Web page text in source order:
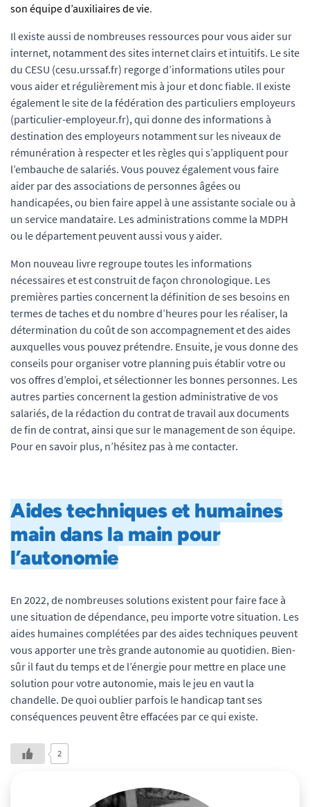
son équipe d’auxiliaires de vie.
Il existe aussi de nombreuses ressources pour vous aider sur
internet, notamment des sites internet clairs et intuitifs. Le site
du CESU (cesu.urssaf.fr) regorge d’informations utiles pour
vous aider et régulièrement mis à jour et donc fiable. Il existe
également le site de la fédération des particuliers employeurs
(particulier-employeur.fr), qui donne des informations à
destination des employeurs notamment sur les niveaux de
rémunération à respecter et les règles qui s’appliquent pour
l’embauche de salariés. Vous pouvez également vous faire
aider par des associations de personnes âgées ou
handicapées, ou bien faire appel à une assistante sociale ou à
un service mandataire. Les administrations comme la MDPH
ou le département peuvent aussi vous y aider.
Mon nouveau livre regroupe toutes les informations
nécessaires et est construit de façon chronologique. Les
premières parties concernent la définition de ses besoins en
termes de taches et du nombre d’heures pour les réaliser, la
détermination du coût de son accompagnement et des aides
auxquelles vous pouvez prétendre. Ensuite, je vous donne des
conseils pour organiser votre planning puis établir votre ou
vos offres d’emploi, et sélectionner les bonnes personnes. Les
autres parties concernent la gestion administrative de vos
salariés, de la rédaction du contrat de travail aux documents
de fin de contrat, ainsi que sur le management de son équipe.
Pour en savoir plus, n’hésitez pas à me contacter.
Aides techniques et humaines
main dans la main pour
l’autonomie
En 2022, de nombreuses solutions existent pour faire face à
une situation de dépendance, peu importe votre situation. Les
aides humaines complétées par des aides techniques peuvent
vous apporter une très grande autonomie au quotidien. Bien-
sûr il faut du temps et de l’énergie pour mettre en place une
solution pour votre autonomie, mais le jeu en vaut la
chandelle. De quoi oublier parfois le handicap tant ses
conséquences peuvent être effacées par ce qui existe.
2